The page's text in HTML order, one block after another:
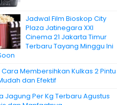
Jadwal Film Bioskop City
Plaza Jatinegara XXI
Cinema 21 Jakarta Timur
Terbaru Tayang Minggu Ini
Cara Membersihkan Kulkas 2 Pintu
dan Efektif
Jagung Per Kg Terbaru Agustus